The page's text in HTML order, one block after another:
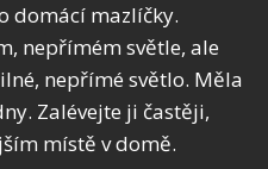
domácí mazlíčky.
nepřímém světle, ale
nepřímé světlo. Měla
Zalévejte ji častěji,
místě v domě.